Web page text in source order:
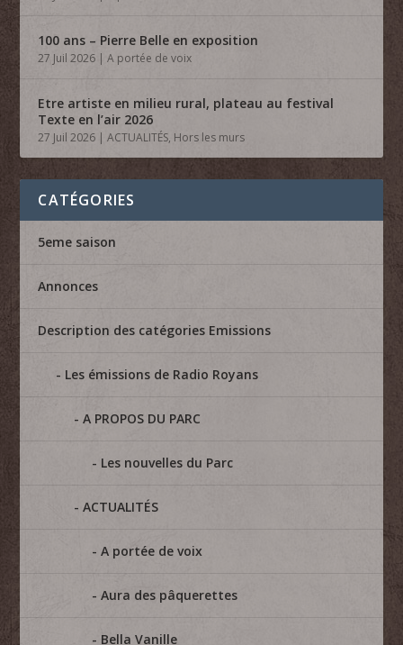
100 ans – Pierre Belle en exposition
27 Juil 2026 |A portée de voix
Etre artiste en milieu rural, plateau au festival
Texte en l’air 2026
27 Juil 2026 |ACTUALITÉS, Hors les murs
CATÉGORIES
5eme saison
Annonces
Description des catégories Emissions
Les émissions de Radio Royans
A PROPOS DU PARC
Les nouvelles du Parc
ACTUALITÉS
A portée de voix
Aura des pâquerettes
Bella Vanille